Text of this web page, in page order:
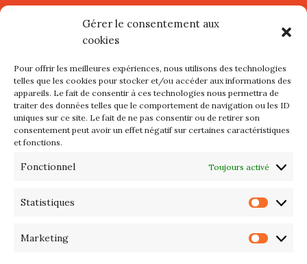
Gérer le consentement aux
cookies
Pour offrir les meilleures expériences, nous utilisons des technologies
telles que les cookies pour stocker et/ou accéder aux informations des
appareils. Le fait de consentir à ces technologies nous permettra de
traiter des données telles que le comportement de navigation ou les ID
uniques sur ce site. Le fait de ne pas consentir ou de retirer son
consentement peut avoir un effet négatif sur certaines caractéristiques
et fonctions.
Fonctionnel Toujours activé
Statistiques
Marketing
mercredi 12 et jeudi 13 août
2026
Les petits formats du Port
d’Orange : Mercredi 22 juillet de
10h à 20h
2026 – Maison du Phare de